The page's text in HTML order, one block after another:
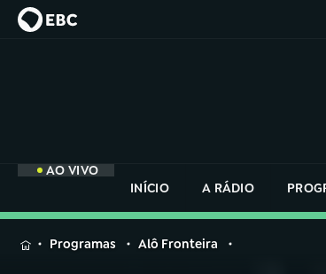
AO VIVO
INÍCIO
A RÁDIO
MENUProgramas Alô Fronteira